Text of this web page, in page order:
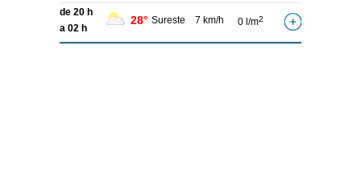
de 20 h
a 02 h
28° Sureste 7 km/h 0 l/m2